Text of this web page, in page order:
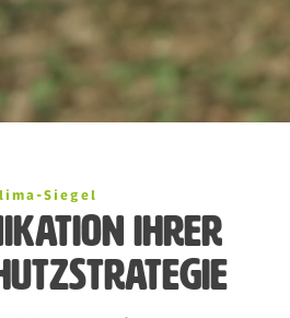
Siegel
Ihrer